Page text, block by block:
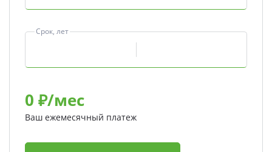
Срок, лет
0 ₽/мес
Ваш ежемесячный платеж